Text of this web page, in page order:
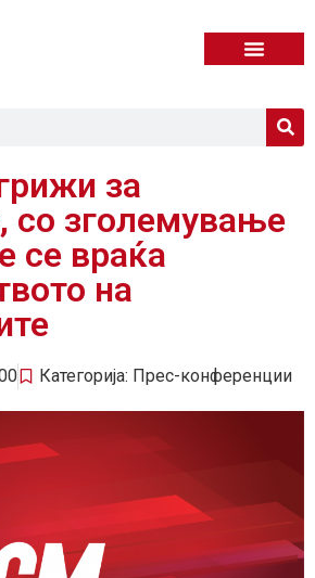
за
со зголемување
се враќа
на
Категорија: Прес-конференции